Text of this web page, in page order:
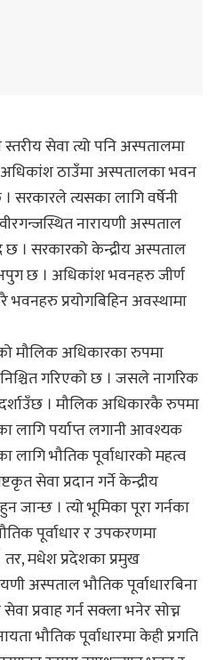
स्तरीय सेवा त्यो पनि अस्पतालमा
ठाउँमा अस्पतालका भवन
सरकारले त्यसका लागि वर्षेनी
नारायणी अस्पताल
। सरकारको केन्द्रीय अस्पताल
छ । अधिकांश भवनहरु जीर्ण
भवनहरु प्रयोगबिहिन अवस्थामा
मौलिक अधिकारका रुपमा
गरिएको छ । जसले नागरिक
। मौलिक अधिकारकै रुपमा
लागि पर्याप्त लगानी आवश्यक
लागि भौतिक पूर्वाधारको महत्व
सेवा प्रदान गर्ने केन्द्रीय
। त्यो भूमिका पूरा गर्नका
पूर्वाधार र उपकरणमा
तर, मधेश प्रदेशका प्रमुख
अस्पताल भौतिक पूर्वाधारबिना
प्रवाह गर्न सक्ला भनेर सोच्न
भौतिक पूर्वाधारमा केही प्रगति